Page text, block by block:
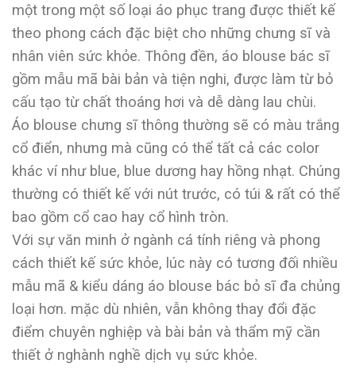
một trong một số loại áo phục trang được thiết kế
theo phong cách đặc biệt cho những chưng sĩ và
nhân viên sức khỏe. Thông đền, áo blouse bác sĩ
gồm mẫu mã bài bản và tiện nghi, được làm từ bỏ
cấu tạo từ chất thoáng hơi và dễ dàng lau chùi.
Áo blouse chưng sĩ thông thường sẽ có màu trắng
cổ điển, nhưng mà cũng có thể tất cả các color
khác ví như blue, blue dương hay hồng nhạt. Chúng
thường có thiết kế với nút trước, có túi & rất có thể
bao gồm cổ cao hay cổ hình tròn.
Với sự văn minh ở ngành cá tính riêng và phong
cách thiết kế sức khỏe, lúc này có tương đối nhiều
mẫu mã & kiểu dáng áo blouse bác bỏ sĩ đa chủng
loại hơn. mặc dù nhiên, vẫn không thay đổi đặc
điểm chuyên nghiệp và bài bản và thẩm mỹ cần
thiết ở nghành nghề dịch vụ sức khỏe.